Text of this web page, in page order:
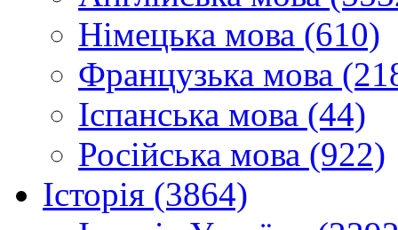
Німецька мова (610)
Французька мова
Іспанська мова (44)
Російська мова (922)
Історія (3864)